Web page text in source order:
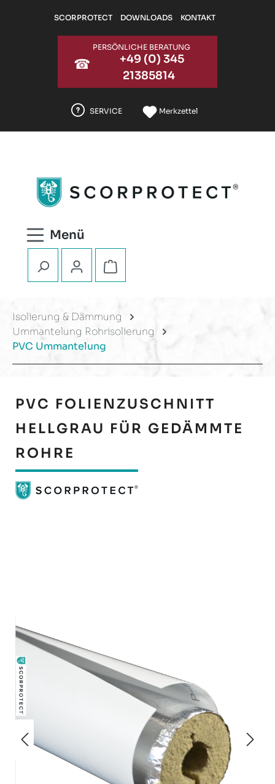
Zum Hauptinhalt springen
SCORPROTECT DOWNLOADS KONTAKT
☎
PERSÖNLICHE BERATUNG
+49 (0) 345
21385814
SERVICE Merkzettel
Warenkorb enthält 0
Isolierung & Dämmung
Ummantelung Rohrisolierung
PVC Ummantelung
PVC FOLIENZUSCHNITT
HELLGRAU FÜR GEDÄMMTE
ROHRE